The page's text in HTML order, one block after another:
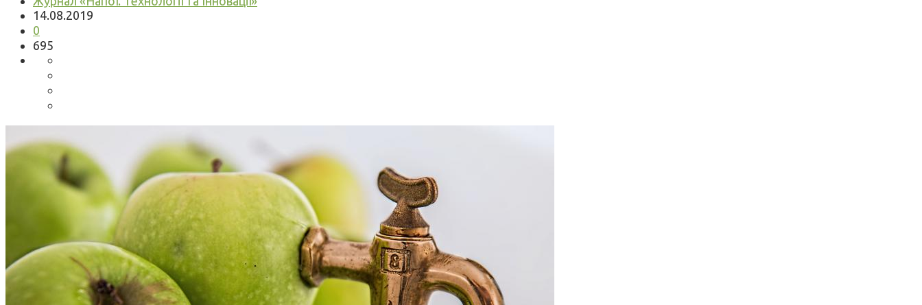
14.08.2019
0
695